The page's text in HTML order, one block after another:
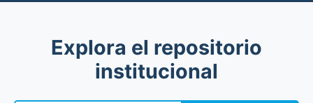
Explora el repositorio
institucional